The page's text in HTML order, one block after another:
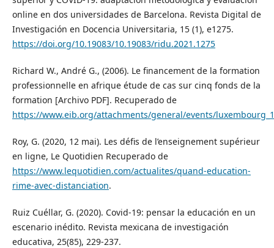
online en dos universidades de Barcelona. Revista Digital de
Investigación en Docencia Universitaria, 15 (1), e1275.
https://doi.org/10.19083/10.19083/ridu.2021.1275
Richard W., André G., (2006). Le financement de la formation
professionnelle en afrique étude de cas sur cinq fonds de la
formation [Archivo PDF]. Recuperado de
https://www.eib.org/attachments/general/events/
Roy, G. (2020, 12 mai). Les défis de l’enseignement supérieur
en ligne, Le Quotidien Recuperado de
https://www.lequotidien.com/actualites/quand-education-
rime-avec-distanciation.
Ruiz Cuéllar, G. (2020). Covid-19: pensar la educación en un
escenario inédito. Revista mexicana de investigación
educativa, 25(85), 229-237.